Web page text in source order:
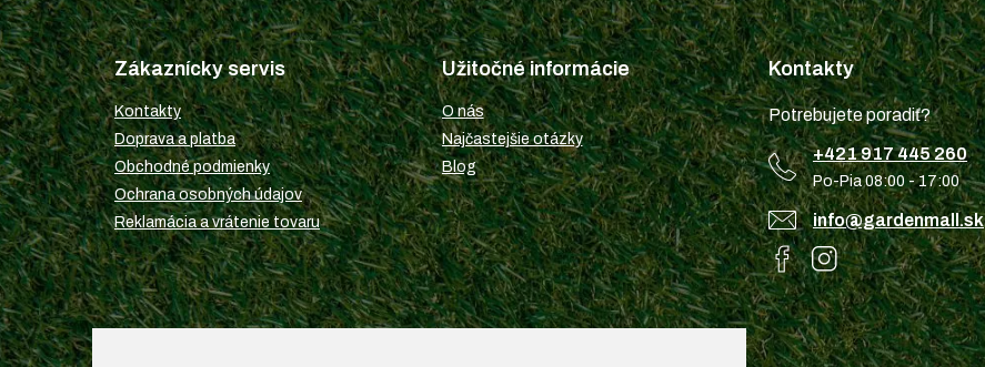
Z
á
p
ä
t
i
e
Zákaznícky servis
Kontakty
Doprava a platba
Obchodné podmienky
Ochrana osobných údajov
Reklamácia a vrátenie tovaru
Užitočné informácie
O nás
Najčastejšie otázky
Blog
Kontakty
Potrebujete poradiť?
+421 917 445 260
Po-Pia 08:00 - 17:00
info@gardenmall.sk